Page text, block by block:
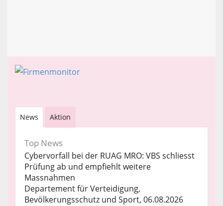
News Aktion
Top News
Cybervorfall bei der RUAG MRO: VBS schliesst
Prüfung ab und empfiehlt weitere
Massnahmen
Departement für Verteidigung,
Bevölkerungsschutz und Sport, 06.08.2026